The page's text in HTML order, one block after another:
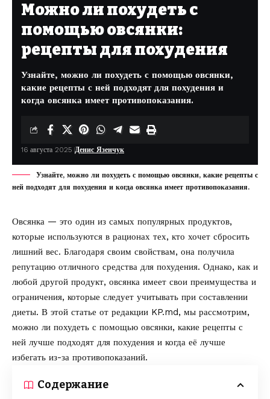
Можно ли похудеть с
помощью овсянки:
рецепты для похудения
Узнайте, можно ли похудеть с помощью овсянки,
какие рецепты с ней подходят для похудения и
когда овсянка имеет противопоказания.
16 августа 2025 Денис Язенчук
Узнайте, можно ли похудеть с помощью овсянки, какие рецепты с
ней подходят для похудения и когда овсянка имеет противопоказания.
Овсянка — это один из самых популярных продуктов,
которые используются в рационах тех, кто хочет сбросить
лишний вес. Благодаря своим свойствам, она получила
репутацию отличного средства для похудения. Однако, как и
любой другой продукт, овсянка имеет свои преимущества и
ограничения, которые следует учитывать при составлении
диеты. В этой статье от редакции KP.md, мы рассмотрим,
можно ли похудеть с помощью овсянки, какие рецепты с
ней лучше подходят для похудения и когда её лучше
избегать из-за противопоказаний.
Содержание